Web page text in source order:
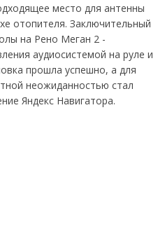
место для антенны
отопителя. Заключительный
на Рено Меган 2 -
аудиосистемой на руле и
прошла успешно, а для
неожиданностью стал
Яндекс Навигатора.